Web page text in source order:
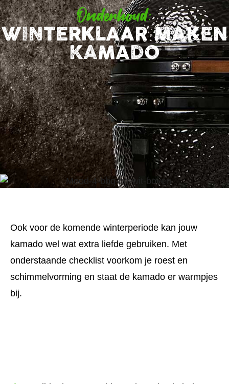
Onderhoud:
WINTERKLAAR MAKEN
KAMADO
Ook voor de komende winterperiode kan jouw
kamado wel wat extra liefde gebruiken. Met
onderstaande checklist voorkom je roest en
schimmelvorming en staat de kamado er warmpjes
bij.